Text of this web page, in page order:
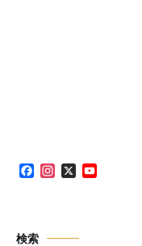
Facebook
Instagram
X
検索